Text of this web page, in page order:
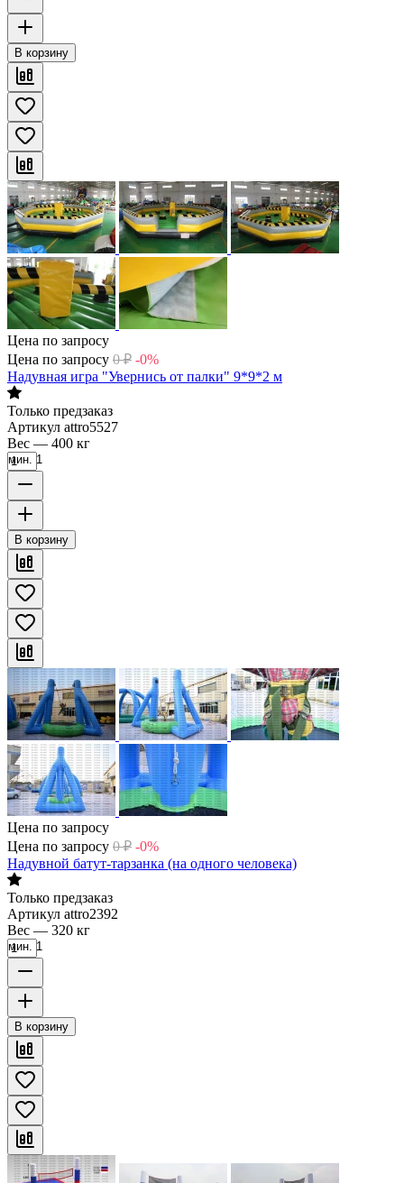
В корзину
Цена по запросу
Цена по запросу 0 ₽ -0%
Надувная игра "Увернись от палки" 9*9*2 м
Только предзаказ
Артикул attro5527
Вес — 400 кг
мин. 1
В корзину
Цена по запросу
Цена по запросу 0 ₽ -0%
Надувной батут-тарзанка (на одного человека)
Только предзаказ
Артикул attro2392
Вес — 320 кг
мин. 1
В корзину